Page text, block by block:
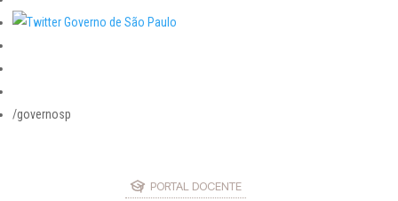
/governosp
PORTAL DOCENTE